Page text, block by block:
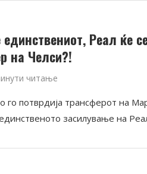
Реал ќе
на Челси?!
читање
го потврдија трансферот на
засилување на